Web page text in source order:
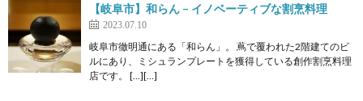
【岐阜市】和らん – イノベーティブな割烹料理
2023.07.10
岐阜市徹明通にある「和らん」。 蔦で覆われた2階建てのビ
ルにあり、ミシュランプレートを獲得している創作割烹料理
店です。 […][…]